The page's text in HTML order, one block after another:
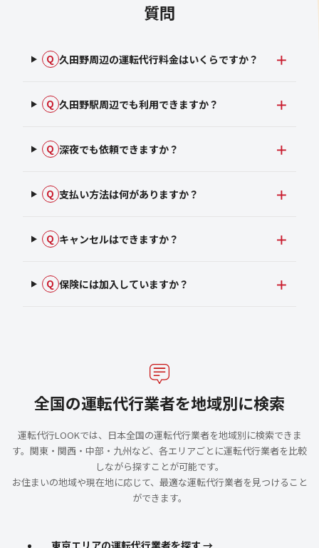
質問
Q 久田野周辺の運転代行料金はいくらですか？
Q 久田野駅周辺でも利用できますか？
Q 深夜でも依頼できますか？
Q 支払い方法は何がありますか？
Q キャンセルはできますか？
Q 保険には加入していますか？
全国の運転代行業者を地域別に検索
運転代行LOOKでは、日本全国の運転代行業者を地域別に検索できま
す。関東・関西・中部・九州など、各エリアごとに運転代行業者を比較
しながら探すことが可能です。
お住まいの地域や現在地に応じて、最適な運転代行業者を見つけること
ができます。